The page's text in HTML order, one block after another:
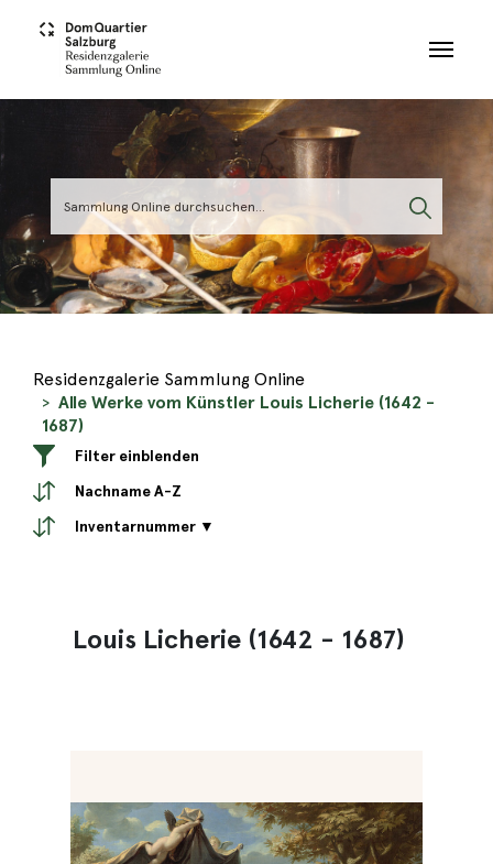
Residenzgalerie Sammlung Online
Alle Werke vom Künstler Louis Licherie (1642 -
1687)
Filter einblenden
Nachname A-Z
Inventarnummer ▼
Louis Licherie (1642 - 1687)